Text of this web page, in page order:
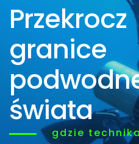
Przekrocz
granice
świata
gdzie